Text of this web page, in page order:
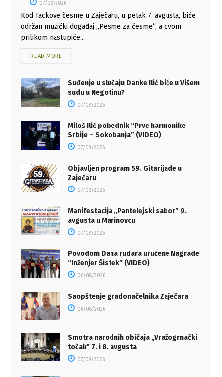
07/08/2026
Kod Tackove česme u Zaječaru, u petak 7. avgusta, biće
održan muzički događaj „Pesme za česme“, a ovom
prilikom nastupiće...
READ MORE
Suđenje u slučaju Danke Ilić biće u Višem
sudu u Negotinu?
07/08/2026
Miloš Ilić pobednik “Prve harmonike
Srbije – Sokobanja” (VIDEO)
07/08/2026
Objavljen program 59. Gitarijade u
Zaječaru
07/08/2026
Manifestacija „Pantelejski sabor” 9.
avgusta u Marinovcu
07/08/2026
Povodom Dana rudara uručene Nagrade
“Inženjer Šistek” (VIDEO)
06/08/2026
Saopštenje gradonačelnika Zaječara
06/08/2026
Smotra narodnih običaja „Vražogrnački
točakˮ 7. i 8. avgusta
07/08/2026